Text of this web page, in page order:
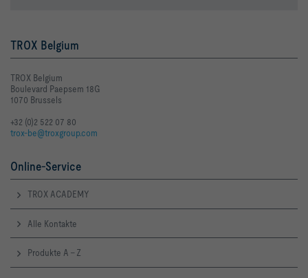
TROX Belgium
TROX Belgium
Boulevard Paepsem 18G
1070 Brussels
+32 (0)2 522 07 80
trox-be@troxgroup.com
Online-Service
TROX ACADEMY
Alle Kontakte
Produkte A - Z